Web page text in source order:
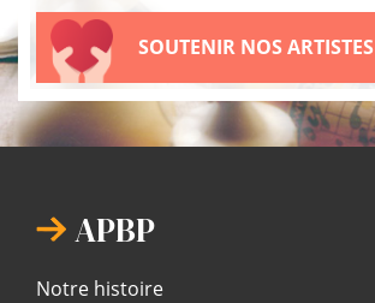
SOUTENIR NOS ARTISTES
APBP
Notre histoire